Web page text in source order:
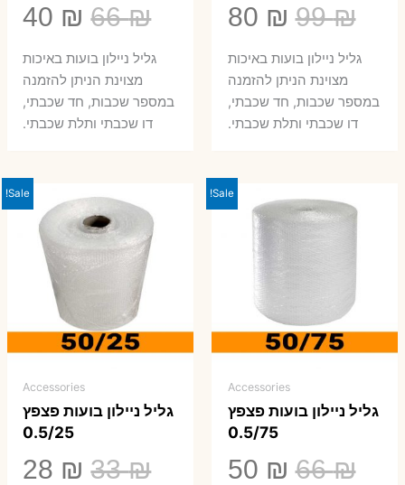
99₪
המחיר
המקורי
היה:
99 ₪.
80 ₪
הנוכחיגליל ניילון בועות באיכות
מצוינת הניתן להזמנה
במספר שכבות, חד שכבתי,
דו שכבתי ותלת שכבתי.
66₪
המחיר
המקורי
היה:
66 ₪.
40 ₪
₪.
גליל ניילון בועות באיכות
מצוינת הניתן להזמנה
במספר שכבות, חד שכבתי,
דו שכבתי ותלת שכבתי.
Sale!
Accessories
גליל ניילון בועות פצפץ
0.5/75
66₪
המחיר
50 ₪
Sale!
Accessories
גליל ניילון בועות פצפץ
0.5/25
33₪
המחיר
28 ₪